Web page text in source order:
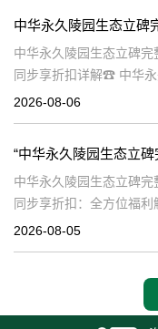
中华永久陵园生态立碑
同步享折扣详解☎ 中华
5063在现代社会，人们对
2026-08-06
中华永久陵园生态立碑
同步享折扣：全方位福
华永久陵园电话:400-
2026-08-05